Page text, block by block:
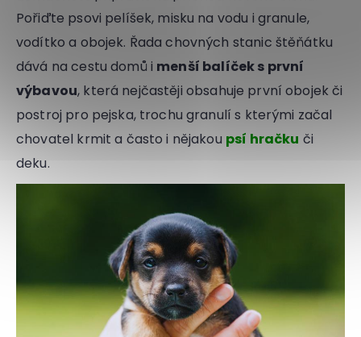
Pořiďte psovi pelíšek, misku na vodu i granule,
vodítko a obojek. Řada chovných stanic štěňátku
dává na cestu domů i menší balíček s první
výbavou, která nejčastěji obsahuje první obojek či
postroj pro pejska, trochu granulí s kterými začal
chovatel krmit a často i nějakou psí hračku či
deku.